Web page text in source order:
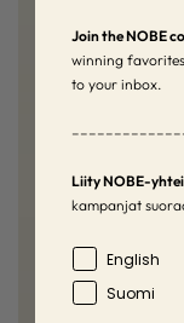
Join the NOBE
winning
to your inbox.
Liity NOBE-
kampanjat
Language
English
Suomi